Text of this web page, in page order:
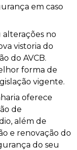
em caso
alterações no
vistoria do
do AVCB.
forma de
vigente.
oferece
de
além de
e renovação do
do seu